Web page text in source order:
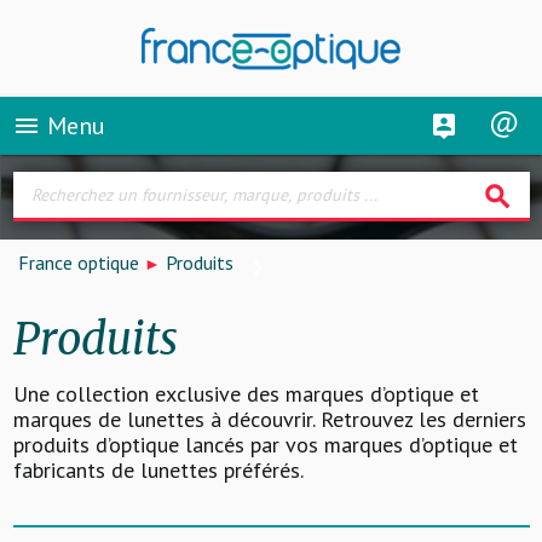
menu Menu
search
France optique Produits
Produits
Une collection exclusive des marques d’optique et
marques de lunettes à découvrir. Retrouvez les derniers
produits d’optique lancés par vos marques d’optique et
fabricants de lunettes préférés.